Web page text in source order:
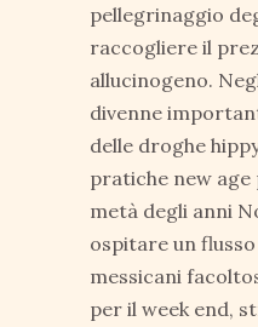
pellegrinaggio
raccogliere il
allucinogeno.
divenne
delle droghe
pratiche new
metà degli anni
ospitare un
messicani
per il week end,